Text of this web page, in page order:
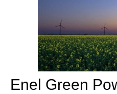
Enel Green